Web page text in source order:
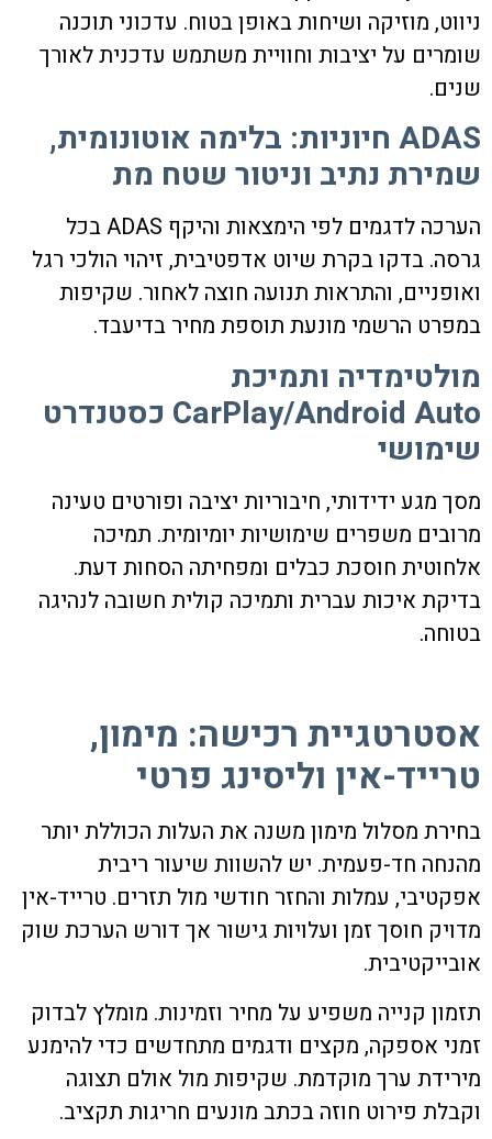
ניווט, מוזיקה ושיחות באופן בטוח. עדכוני תוכנה
שומרים על יציבות וחוויית משתמש עדכנית לאורך
שנים.
ADAS חיוניות: בלימה אוטונומית,
שמירת נתיב וניטור שטח מת
הערכה לדגמים לפי הימצאות והיקף ADAS בכל
גרסה. בדקו בקרת שיוט אדפטיבית, זיהוי הולכי רגל
ואופניים, והתראות תנועה חוצה לאחור. שקיפות
במפרט הרשמי מונעת תוספת מחיר בדיעבד.
מולטימדיה ותמיכת
CarPlay/Android Auto כסטנדרט
שימושי
מסך מגע ידידותי, חיבוריות יציבה ופורטים טעינה
מרובים משפרים שימושיות יומיומית. תמיכה
אלחוטית חוסכת כבלים ומפחיתה הסחות דעת.
בדיקת איכות עברית ותמיכה קולית חשובה לנהיגה
בטוחה.
אסטרטגיית רכישה: מימון,
טרייד-אין וליסינג פרטי
בחירת מסלול מימון משנה את העלות הכוללת יותר
מהנחה חד-פעמית. יש להשוות שיעור ריבית
אפקטיבי, עמלות והחזר חודשי מול תזרים. טרייד-אין
מדויק חוסך זמן ועלויות גישור אך דורש הערכת שוק
אובייקטיבית.
תזמון קנייה משפיע על מחיר וזמינות. מומלץ לבדוק
זמני אספקה, מקצים ודגמים מתחדשים כדי להימנע
מירידת ערך מוקדמת. שקיפות מול אולם תצוגה
וקבלת פירוט חוזה בכתב מונעים חריגות תקציב.